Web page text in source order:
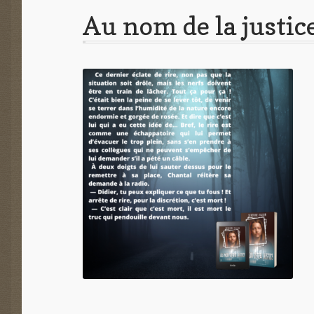
Au nom de la